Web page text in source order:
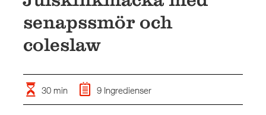
senapssmör och
coleslaw
30 min 9 Ingredienser